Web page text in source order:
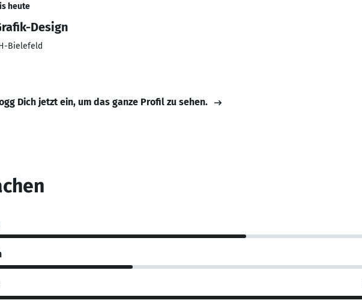
heute
Design
Bielefeld
Dich jetzt ein, um das ganze Profil zu sehen.